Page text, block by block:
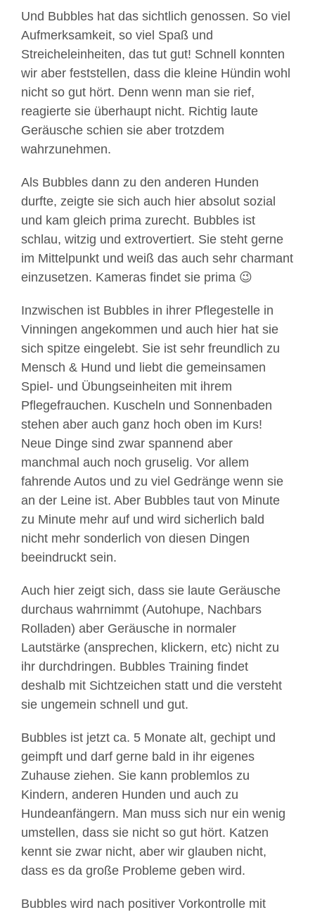
Und Bubbles hat das sichtlich genossen. So viel
Aufmerksamkeit, so viel Spaß und
Streicheleinheiten, das tut gut! Schnell konnten
wir aber feststellen, dass die kleine Hündin wohl
nicht so gut hört. Denn wenn man sie rief,
reagierte sie überhaupt nicht. Richtig laute
Geräusche schien sie aber trotzdem
wahrzunehmen.
Als Bubbles dann zu den anderen Hunden
durfte, zeigte sie sich auch hier absolut sozial
und kam gleich prima zurecht. Bubbles ist
schlau, witzig und extrovertiert. Sie steht gerne
im Mittelpunkt und weiß das auch sehr charmant
einzusetzen. Kameras findet sie prima 😉
Inzwischen ist Bubbles in ihrer Pflegestelle in
Vinningen angekommen und auch hier hat sie
sich spitze eingelebt. Sie ist sehr freundlich zu
Mensch & Hund und liebt die gemeinsamen
Spiel- und Übungseinheiten mit ihrem
Pflegefrauchen. Kuscheln und Sonnenbaden
stehen aber auch ganz hoch oben im Kurs!
Neue Dinge sind zwar spannend aber
manchmal auch noch gruselig. Vor allem
fahrende Autos und zu viel Gedränge wenn sie
an der Leine ist. Aber Bubbles taut von Minute
zu Minute mehr auf und wird sicherlich bald
nicht mehr sonderlich von diesen Dingen
beeindruckt sein.
Auch hier zeigt sich, dass sie laute Geräusche
durchaus wahrnimmt (Autohupe, Nachbars
Rolladen) aber Geräusche in normaler
Lautstärke (ansprechen, klickern, etc) nicht zu
ihr durchdringen. Bubbles Training findet
deshalb mit Sichtzeichen statt und die versteht
sie ungemein schnell und gut.
Bubbles ist jetzt ca. 5 Monate alt, gechipt und
geimpft und darf gerne bald in ihr eigenes
Zuhause ziehen. Sie kann problemlos zu
Kindern, anderen Hunden und auch zu
Hundeanfängern. Man muss sich nur ein wenig
umstellen, dass sie nicht so gut hört. Katzen
kennt sie zwar nicht, aber wir glauben nicht,
dass es da große Probleme geben wird.
Bubbles wird nach positiver Vorkontrolle mit